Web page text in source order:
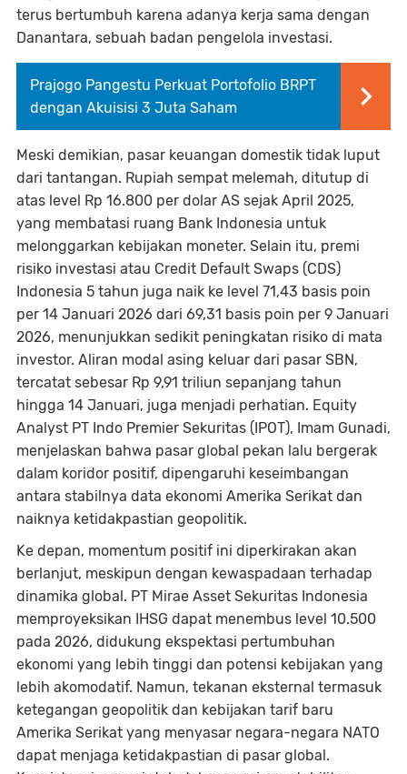
terus bertumbuh karena adanya kerja sama dengan
Danantara, sebuah badan pengelola investasi.
Prajogo Pangestu Perkuat Portofolio BRPT
dengan Akuisisi 3 Juta Saham
Meski demikian, pasar keuangan domestik tidak luput
dari tantangan. Rupiah sempat melemah, ditutup di
atas level Rp 16.800 per dolar AS sejak April 2025,
yang membatasi ruang Bank Indonesia untuk
melonggarkan kebijakan moneter. Selain itu, premi
risiko investasi atau Credit Default Swaps (CDS)
Indonesia 5 tahun juga naik ke level 71,43 basis poin
per 14 Januari 2026 dari 69,31 basis poin per 9 Januari
2026, menunjukkan sedikit peningkatan risiko di mata
investor. Aliran modal asing keluar dari pasar SBN,
tercatat sebesar Rp 9,91 triliun sepanjang tahun
hingga 14 Januari, juga menjadi perhatian. Equity
Analyst PT Indo Premier Sekuritas (IPOT), Imam Gunadi,
menjelaskan bahwa pasar global pekan lalu bergerak
dalam koridor positif, dipengaruhi keseimbangan
antara stabilnya data ekonomi Amerika Serikat dan
naiknya ketidakpastian geopolitik.
Ke depan, momentum positif ini diperkirakan akan
berlanjut, meskipun dengan kewaspadaan terhadap
dinamika global. PT Mirae Asset Sekuritas Indonesia
memproyeksikan IHSG dapat menembus level 10.500
pada 2026, didukung ekspektasi pertumbuhan
ekonomi yang lebih tinggi dan potensi kebijakan yang
lebih akomodatif. Namun, tekanan eksternal termasuk
ketegangan geopolitik dan kebijakan tarif baru
Amerika Serikat yang menyasar negara-negara NATO
dapat menjaga ketidakpastian di pasar global.